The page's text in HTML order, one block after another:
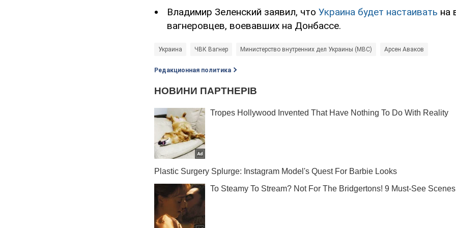
Владимир Зеленский заявил, что Украина будет настаивать на
вагнеровцев, воевавших на Донбассе.
Украина ЧВК Вагнер Министерство внутренних дел Украины (МВС) Арсен Аваков
Редакционная политика